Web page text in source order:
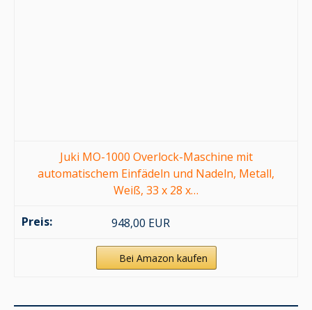
Juki MO-1000 Overlock-Maschine mit
automatischem Einfädeln und Nadeln, Metall,
Weiß, 33 x 28 x…
948,00 EUR
Bei Amazon kaufen